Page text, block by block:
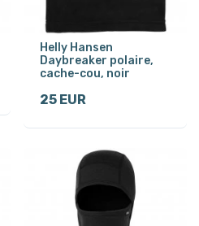
Helly Hansen
Daybreaker polaire,
cache-cou, noir
25 EUR